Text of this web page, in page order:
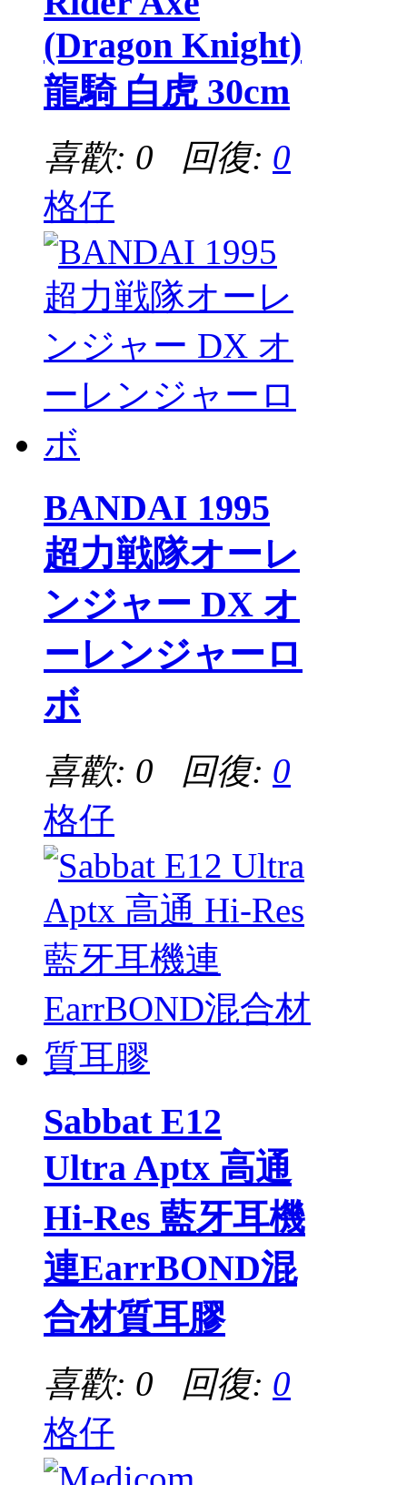
(Dragon Knight)
龍騎 白虎 30cm
喜歡: 0 回復: 0
格仔
BANDAI 1995
超力戦隊オーレ
ンジャー DX オ
ーレンジャーロ
ボ
喜歡: 0 回復: 0
格仔
Sabbat E12
Ultra Aptx 高通
Hi-Res 藍牙耳機
連EarrBOND混
合材質耳膠
喜歡: 0 回復: 0
格仔